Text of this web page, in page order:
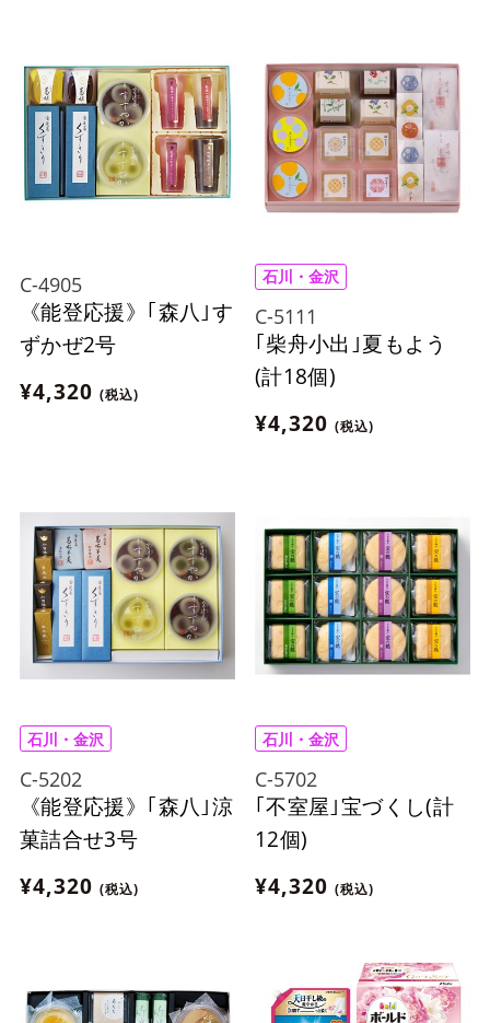
C-4905
《能登応援》｢森八｣す
ずかぜ2号
¥4,320 (税込)
石川・金沢
C-5111
｢柴舟小出｣夏もよう
(計18個)
¥4,320 (税込)
石川・金沢
C-5202
《能登応援》｢森八｣涼
菓詰合せ3号
¥4,320 (税込)
石川・金沢
C-5702
｢不室屋｣宝づくし(計
12個)
¥4,320 (税込)